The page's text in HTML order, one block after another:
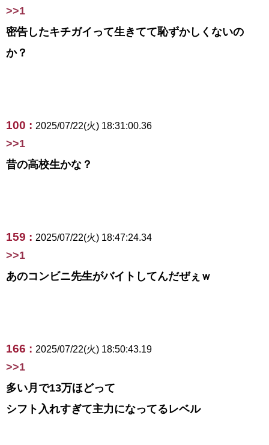
>>1
密告したキチガイって生きてて恥ずかしくないの
か？
100 : 2025/07/22(火) 18:31:00.36
>>1
昔の高校生かな？
159 : 2025/07/22(火) 18:47:24.34
>>1
あのコンビニ先生がバイトしてんだぜぇｗ
166 : 2025/07/22(火) 18:50:43.19
>>1
多い月で13万ほどって
シフト入れすぎて主力になってるレベル